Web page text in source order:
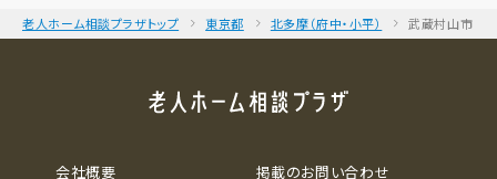
老人ホーム相談プラザトップ 東京都 北多摩（府中・小平） 武蔵村山市
会社概要 掲載のお問い合わせ